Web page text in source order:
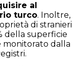
al
turco. Inoltre,
di stranieri
della superficie
monitorato dalla